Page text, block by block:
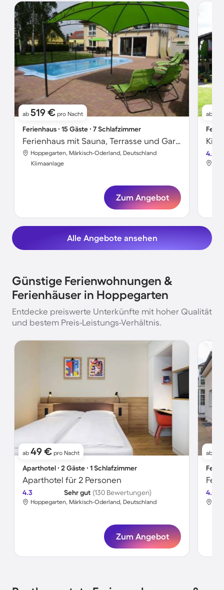
ab 519 € pro Nacht
Ferienhaus ∙ 15 Gäste ∙ 7 Schlafzimmer
Ferienhaus mit Sauna, Terrasse und Garten
Hoppegarten, Märkisch-Oderland, Deutschland
Klimaanlage
Zum Angebot
ab
4.5
Alle Angebote ansehen
Günstige Ferienwohnungen &
Ferienhäuser in Hoppegarten
Entdecke preiswerte Unterkünfte mit hoher Qualität
und bestem Preis-Leistungs-Verhältnis.
ab 49 € pro Nacht
Aparthotel ∙ 2 Gäste ∙ 1 Schlafzimmer
Aparthotel für 2 Personen
4.3 Sehr gut (130 Bewertungen)
Hoppegarten, Märkisch-Oderland, Deutschland
Zum Angebot
ab
4.5